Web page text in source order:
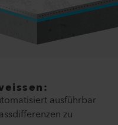
ausführbar
zu